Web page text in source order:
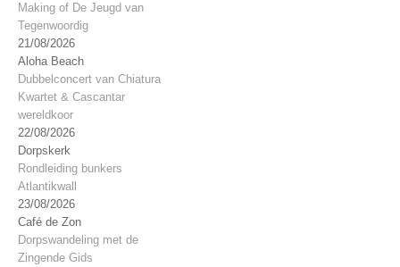
Making of De Jeugd van
Tegenwoordig
21/08/2026
Aloha Beach
Dubbelconcert van Chiatura
Kwartet & Cascantar
wereldkoor
22/08/2026
Dorpskerk
Rondleiding bunkers
Atlantikwall
23/08/2026
Café de Zon
Dorpswandeling met de
Zingende Gids